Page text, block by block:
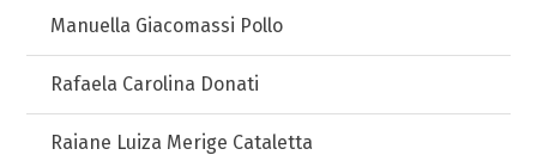
Manuella Giacomassi Pollo
Rafaela Carolina Donati
Raiane Luiza Merige Cataletta